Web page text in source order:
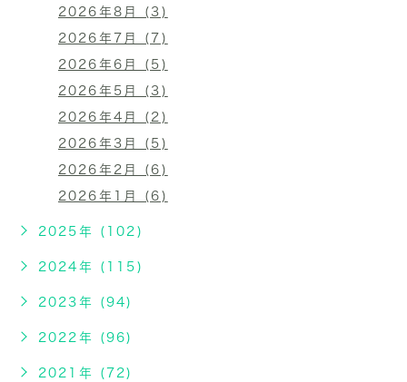
2026年8月 (3)
2026年7月 (7)
2026年6月 (5)
2026年5月 (3)
2026年4月 (2)
2026年3月 (5)
2026年2月 (6)
2026年1月 (6)
2025年 (102)
2024年 (115)
2023年 (94)
2022年 (96)
2021年 (72)